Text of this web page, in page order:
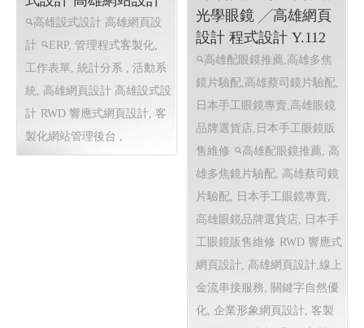
高雄網頁設計 高雄設
式設計 高雄網站設計
高雄設式設計 高雄網頁設
高雄配眼鏡推薦 傑瑞
光學眼鏡 ╱高雄網頁
設計 程式設計 Y.112
高雄配眼鏡推薦,高雄多焦
鏡片驗配,高雄蔡司鏡片驗配,
日本手工眼鏡專賣,高雄眼鏡
品牌選貨店,日本手工眼鏡販